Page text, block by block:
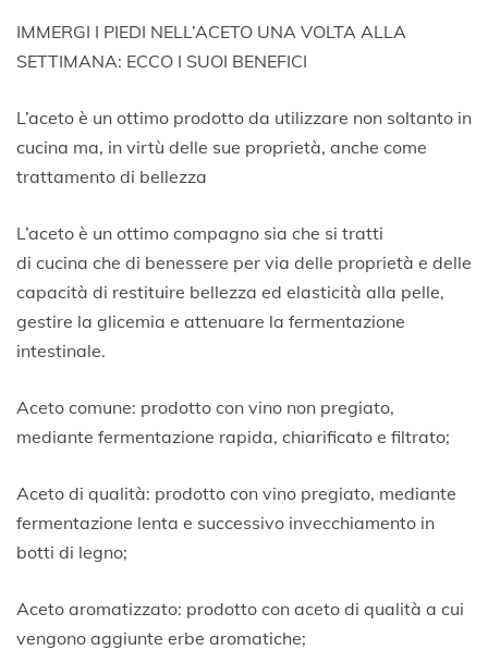
0
t
o
r
e
2
0
IMMERGI I PIEDI NELL’ACETO UNA VOLTA ALLA
SETTIMANA: ECCO I SUOI BENEFICI
L’aceto è un ottimo prodotto da utilizzare non soltanto in
cucina ma, in virtù delle sue proprietà, anche come
trattamento di bellezza
L’aceto è un ottimo compagno sia che si tratti
di cucina che di benessere per via delle proprietà e delle
capacità di restituire bellezza ed elasticità alla pelle,
gestire la glicemia e attenuare la fermentazione
intestinale.
Aceto comune: prodotto con vino non pregiato,
mediante fermentazione rapida, chiarificato e filtrato;
Aceto di qualità: prodotto con vino pregiato, mediante
fermentazione lenta e successivo invecchiamento in
botti di legno;
Aceto aromatizzato: prodotto con aceto di qualità a cui
vengono aggiunte erbe aromatiche;